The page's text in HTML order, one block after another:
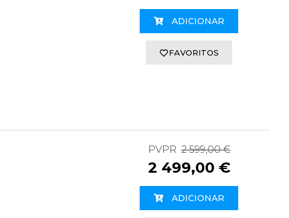
ADICIONAR
FAVORITOS
PVPR 2 599,00 €
2 499,00 €
ADICIONAR